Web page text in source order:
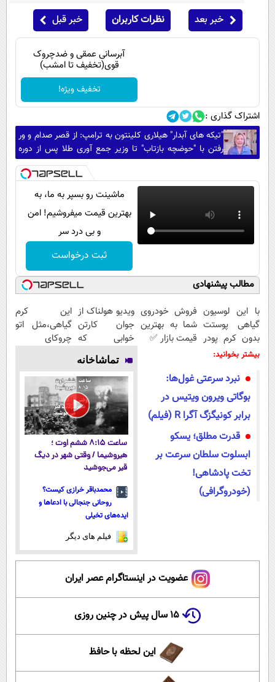
خبر بعد نظرات کاربران خبر قبل
آبرسانی عمقی و ضدچروک
قوی(تخفیف تا امشب)
تخفیف ویژه!
اشتراک گذاری :
"تیکه های آبدار" هیلاری کلینتون به ترامپ: از قصر صدام و ور
رفتن با "حوضچه بازتاب" تا وزیر جمع آوری طلا پس از دوره
ترامپ!
ماشینت رو بسپر به ما، به
بهترین قیمت میفروشیم! امن
و بی درد سر
ثبت درخواست
مطالب پیشنهادی
با این لوسیون
گیاهی پوستت
بدون کرم پودر
هم صاف و
فروش خودروی
شما به بهترین
قیمت بازار ✅
ویدیو هولناک از
جوان کارتن
خوابی که
میلیاردر شد.
آموزش رایگان
این کرم
گیاهی،مثل اتو
چروکای
بیشتر بخوانید:
نبرد سرعتی غول‌ها:
بوگاتی ویرون ویتیس در
برابر کونیگزگ آگرا R (فیلم)
قدرت مطلق؛ یسکو
ابسلوت سلطان سرعت بر
تخت پادشاهی!
(خودروگرافی)
تماشاخانه
ساعت ۸:۱۵ ششم اوت ؛
هیروشیما / وقتی شهر در دیگ
قیر می‌جوشید
محمدباقر خرازی کیست؟
روحانی جنجالی با ادعاها و
ایده‌های تخیلی
فیلم های دیگر
عضویت در اینستاگرام عصر ایران
۱۵ سال پیش در چنین روزی
این لحظه با حافظ